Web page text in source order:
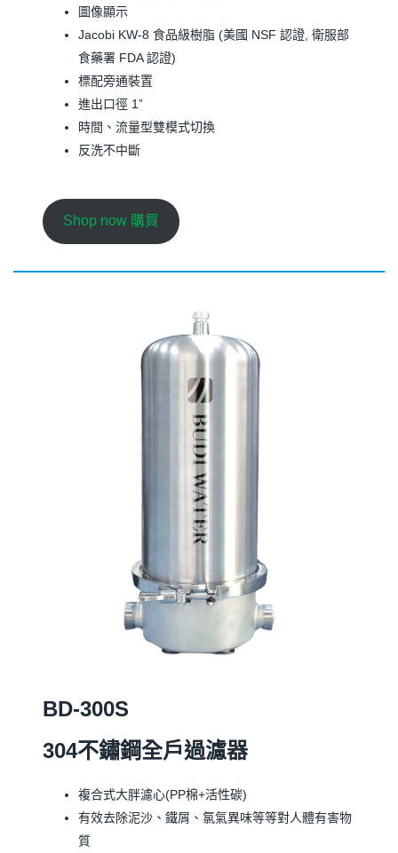
圖像顯示
Jacobi KW-8 食品級樹脂 (美國 NSF 認證, 衛服部
食藥署 FDA 認證)
標配旁通裝置
進出口徑 1”
時間、流量型雙模式切換
反洗不中斷
Shop now 購買
BD-300S
304不鏽鋼全戶過濾器
複合式大胖濾心(PP棉+活性碳)
有效去除泥沙、鐵屑、氯氣異味等等對人體有害物
質